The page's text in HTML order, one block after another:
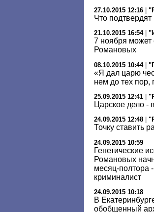
27.10.2015 12:16
Что
21.10.2015 16:54|
7 ноября может
Романовых
08.10.2015 10:44|
«Я дал царю
нем до тех пор,
25.09.2015 12:41
Царское дело -
24.09.2015 12:48
Точку ставить
24.09.2015 10:59
Генетические
Романовых
месяц-полтора
криминалист
24.09.2015 10:18
В
обобщенный